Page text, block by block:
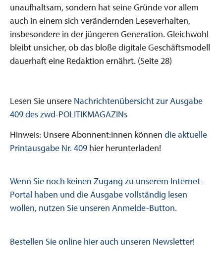
unaufhaltsam, sondern hat seine Gründe vor allem
auch in einem sich verändernden Leseverhalten,
insbesondere in der jüngeren Generation. Gleichwohl
bleibt unsicher, ob das bloße digitale Geschäftsmodell
dauerhaft eine Redaktion ernährt. (Seite 28)
Lesen Sie unsere Nachrichtenübersicht zur Ausgabe
409 des zwd-POLITIKMAGAZINs
Hinweis: Unsere Abonnent:innen können die aktuelle
Printausgabe Nr. 409 hier herunterladen!
Wenn Sie noch keinen Zugang zu unserem Internet-
Portal haben und die Ausgabe vollständig lesen
wollen, nutzen Sie unseren Anmelde-Button.
Bestellen Sie online hier auch unseren Newsletter!